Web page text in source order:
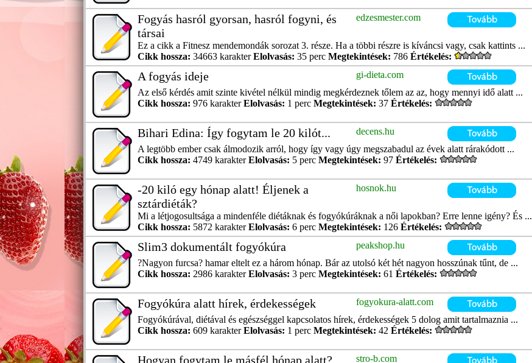
Fogyás hasról gyorsan, hasról fogyni, és
társai
edzesmester.com
Ez a cikk a Fitnesz mendemondák sorozat 3. része. Ha a többi részre is kíváncsi vagy, csak kattints ...
Cikk hossza: 34663 karakterElolvasás: 35 perc Megtekintések: 786 Értékelés:
A fogyás ideje
gi-dieta.com
Az első kérdés amit szinte kivétel nélkül mindig megkérdeznek tőlem az az, hogy mennyi idő alatt ...
Cikk hossza: 976 karakterElolvasás: 1 perc Megtekintések: 37 Értékelés:
Bihari Edina: Így fogytam le 20 kilót...
decens.hu
A legtöbb ember csak álmodozik arról, hogy így vagy úgy megszabadul az évek alatt rárakódott ...
Cikk hossza: 4749 karakterElolvasás: 5 perc Megtekintések: 97 Értékelés:
-20 kiló egy hónap alatt! Éljenek a
sztárdiéták?
hosnok.hu
Mi a létjogosultsága a mindenféle diétáknak és fogyókúráknak a női lapokban? Erre lenne igény? És ...
Cikk hossza: 5872 karakterElolvasás: 6 perc Megtekintések: 126 Értékelés:
Slim3 dokumentált fogyókúra
peakshop.hu
?Nagyon furcsa? hamar eltelt ez a három hónap. Bár az utolsó két hét nagyon hosszúnak tűnt, de ...
Cikk hossza: 2986 karakterElolvasás: 3 perc Megtekintések: 61 Értékelés:
Fogyókúra alatt hírek, érdekességek
fogyokura-alatt.com
Fogyókúrával, diétával és egészséggel kapcsolatos hírek, érdekességek 5 dolog amit tartalmaznia ...
Cikk hossza: 609 karakterElolvasás: 1 perc Megtekintések: 42 Értékelés:
Hogyan fogytam le másfél hónap alatt? stro-b.com